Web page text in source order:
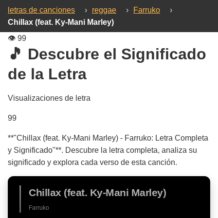
letras de canciones › reggae › Farruko
›
Chillax (feat. Ky-Mani Marley)
👁️ 99
🎵 Descubre el Significado
de la Letra
Visualizaciones de letra
99
**"Chillax (feat. Ky-Mani Marley) - Farruko: Letra Completa
y Significado"**. Descubre la letra completa, analiza su
significado y explora cada verso de esta canción.
Chillax (feat. Ky-Mani Marley)
Farruko